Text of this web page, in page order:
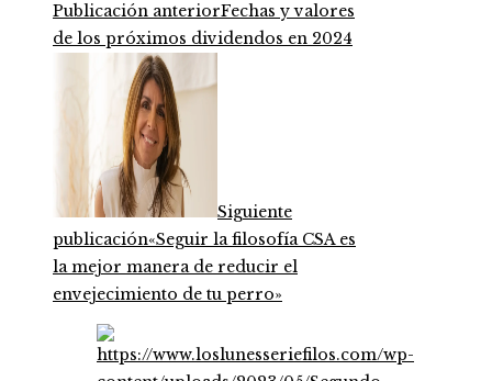
Publicación anteriorFechas y valores
de los próximos dividendos en 2024
Siguiente
publicación«Seguir la filosofía CSA es
la mejor manera de reducir el
envejecimiento de tu perro»